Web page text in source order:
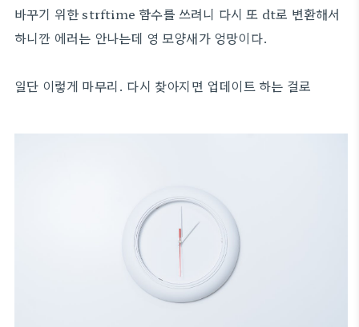
바꾸기 위한 strftime 함수를 쓰려니 다시 또 dt로 변환해서
하니깐 에러는 안나는데 영 모양새가 엉망이다.
일단 이렇게 마무리. 다시 찾아지면 업데이트 하는 걸로